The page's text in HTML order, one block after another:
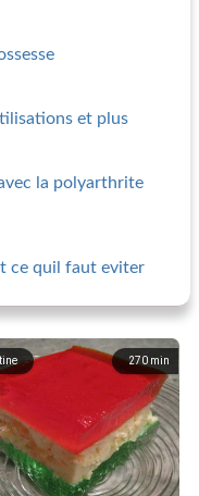
et plus
la polyarthrite
ce quil faut eviter
270 min